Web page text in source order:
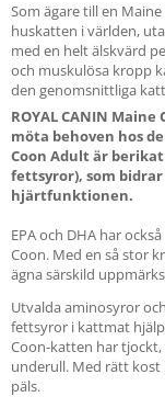
Som ägare till en
huskatten i världen,
med en helt älskvärd
och muskulösa kropp
den genomsnittliga
ROYAL CANIN
möta behoven hos
Coon Adult är berikat
fettsyror), som
hjärtfunktionen.
EPA och DHA har
Coon. Med en så stor
ägna särskild
Utvalda aminosyror
fettsyror i kattmat
Coon-katten har
underull. Med rätt
päls.